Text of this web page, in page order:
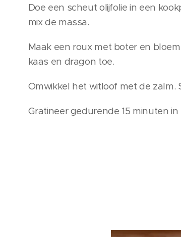
Doe een scheut olijfolie in een
mix de massa.
Maak een roux met boter en
kaas en dragon toe.
Omwikkel het witloof met de zalm.
Gratineer gedurende 15 minuten